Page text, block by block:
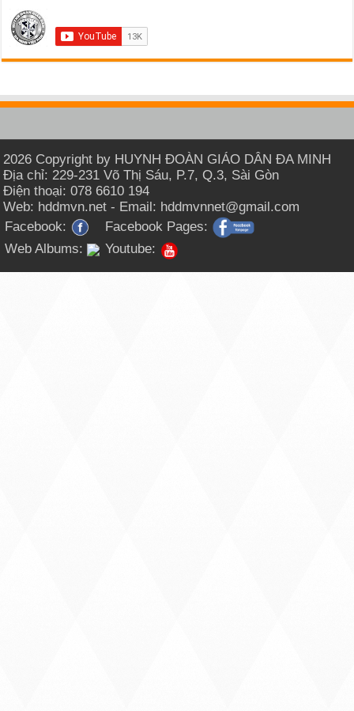
2026 Copyright by HUYNH ĐOÀN GIÁO DÂN ĐA MINH
Địa chỉ: 229-231 Võ Thị Sáu, P.7, Q.3, Sài Gòn
Điện thoại: 078 6610 194
Web: hddmvn.net - Email: hddmvnnet@gmail.com
Facebook:
Facebook Pages:
Web Albums:
Youtube: